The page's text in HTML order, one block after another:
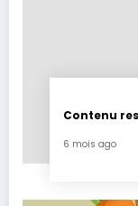
Contenu
6 mois ago